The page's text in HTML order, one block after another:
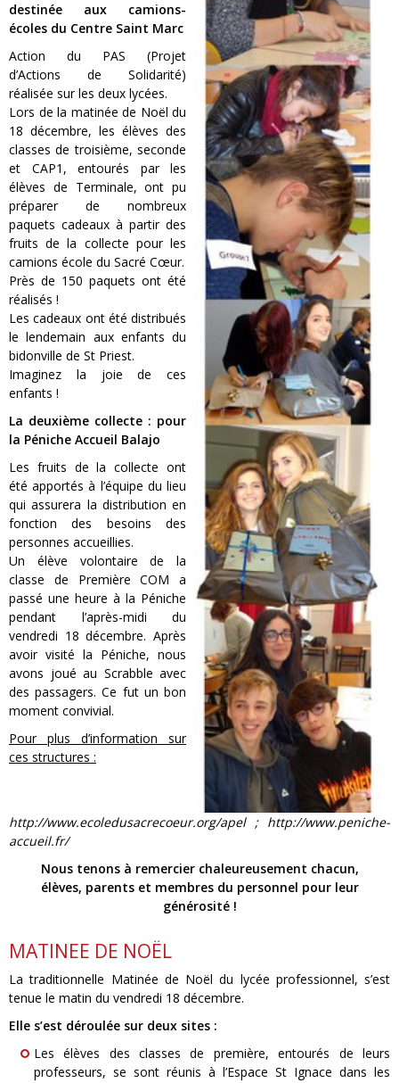
destinée aux camions-
écoles du Centre Saint Marc
Action du PAS (Projet
d’Actions de Solidarité)
réalisée sur les deux lycées.
Lors de la matinée de Noël du
18 décembre, les élèves des
classes de troisième, seconde
et CAP1, entourés par les
élèves de Terminale, ont pu
préparer de nombreux
paquets cadeaux à partir des
fruits de la collecte pour les
camions école du Sacré Cœur.
Près de 150 paquets ont été
réalisés !
Les cadeaux ont été distribués
le lendemain aux enfants du
bidonville de St Priest.
Imaginez la joie de ces
enfants !
La deuxième collecte : pour
la Péniche Accueil Balajo
Les fruits de la collecte ont
été apportés à l’équipe du lieu
qui assurera la distribution en
fonction des besoins des
personnes accueillies.
Un élève volontaire de la
classe de Première COM a
passé une heure à la Péniche
pendant l’après-midi du
vendredi 18 décembre. Après
avoir visité la Péniche, nous
avons joué au Scrabble avec
des passagers. Ce fut un bon
moment convivial.
Pour plus d’information sur
ces structures :
http://www.ecoledusacrecoeur.org/apel ; http://www.peniche-
accueil.fr/
Nous tenons à remercier chaleureusement chacun,
élèves, parents et membres du personnel pour leur
générosité !
MATINEE DE NOËL
La traditionnelle Matinée de Noël du lycée professionnel, s’est
tenue le matin du vendredi 18 décembre.
Elle s’est déroulée sur deux sites :
Les élèves des classes de première, entourés de leurs
professeurs, se sont réunis à l’Espace St Ignace dans les